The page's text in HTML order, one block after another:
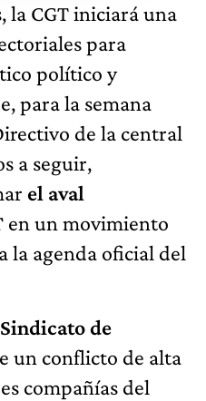
la CGT iniciará una
para
político y
para la semana
de la central
a seguir,
el aval
en un movimiento
la agenda oficial del
Sindicato de
un conflicto de alta
compañías del